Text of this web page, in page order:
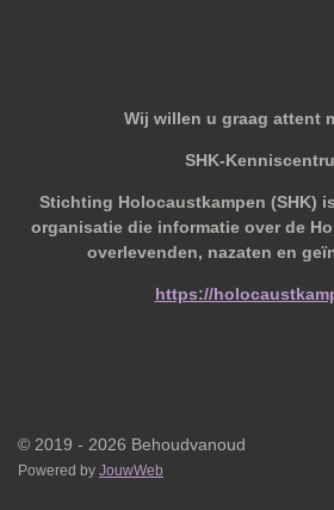
Wij willen u graag attent
SHK-
Stichting Holocaustkampen (SHK)
organisatie die informatie over de
overlevenden, nazaten en
https://
© 2019 - 2026 Behoudvanoud
Powered by JouwWeb